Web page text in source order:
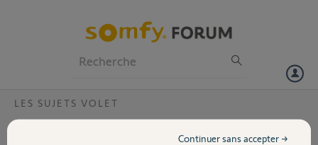
Volet
LES SUJETS VOLET
Volet motorisé filaire. Tablier monte trop
Continuer sans accepter →